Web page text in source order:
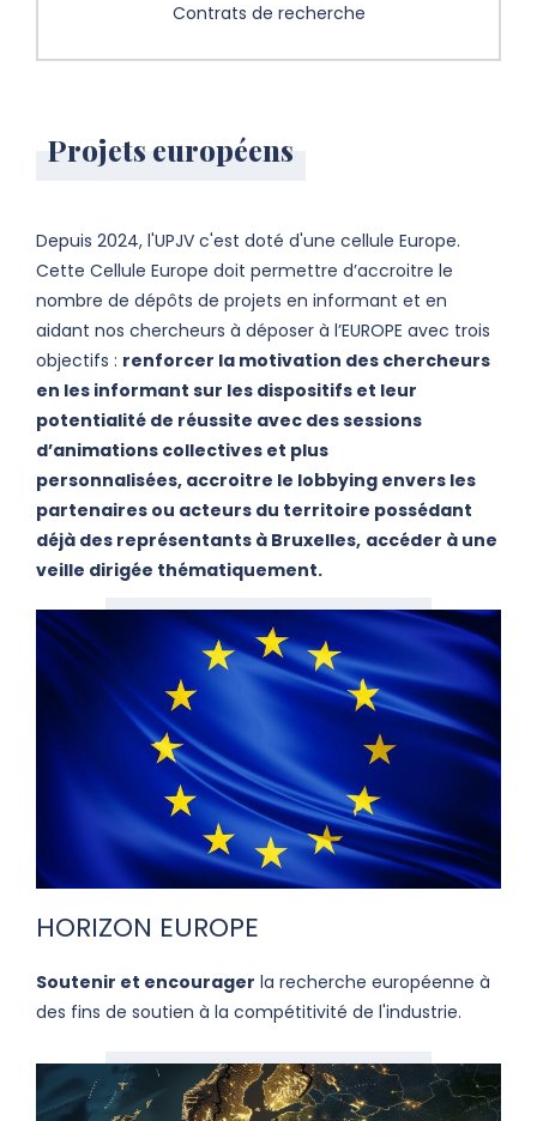
Contrats de recherche
Projets européens
Depuis 2024, l'UPJV c'est doté d'une cellule Europe.
Cette Cellule Europe doit permettre d’accroitre le
nombre de dépôts de projets en informant et en
aidant nos chercheurs à déposer à l’EUROPE avec trois
objectifs : renforcer la motivation des chercheurs
en les informant sur les dispositifs et leur
potentialité de réussite avec des sessions
d’animations collectives et plus
personnalisées, accroitre le lobbying envers les
partenaires ou acteurs du territoire possédant
déjà des représentants à Bruxelles, accéder à une
veille dirigée thématiquement.
HORIZON EUROPE
Soutenir et encourager la recherche européenne à
des fins de soutien à la compétitivité de l'industrie.